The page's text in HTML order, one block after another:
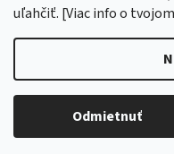
uľahčiť. [Viac info o
Odmietnuť
Copyright 2026